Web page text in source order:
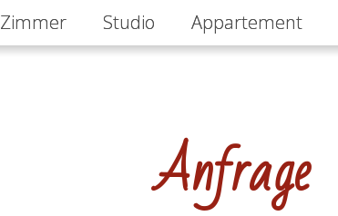
Zimmer Studio Appartement
Anfrage